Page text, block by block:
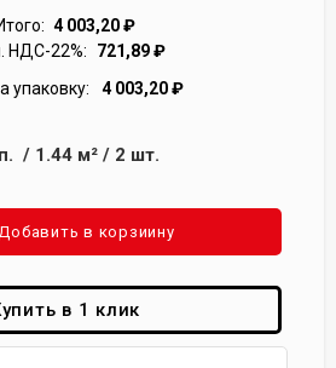
4 003,20₽
НДС-22%:
721,89₽
упаковку:
4 003,20₽
/ 1.44м²/ 2 шт.
в корзиину
в 1 клик